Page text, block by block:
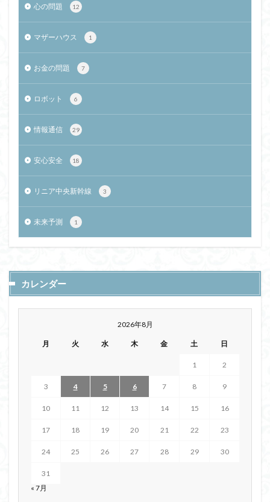
心の問題 12
マザーハウス 1
お金の問題 7
ロボット 6
情報通信 29
安心安全 18
リニア中央新幹線 3
未来予測 1
カレンダー
2026年8月
月 火 水 木 金 土 日
1 2
3 4 5 6 7 8 9
10 11 12 13 14 15 16
17 18 19 20 21 22 23
24 25 26 27 28 29 30
31
« 7月